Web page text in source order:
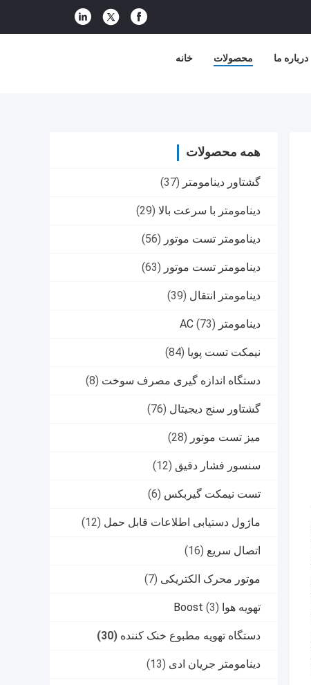
خانه محصولات درباره ما
همه محصولات
گشتاور دینامومتر (37)
دینامومتر با سرعت بالا (29)
دینامومتر تست موتور (56)
دینامومتر تست موتور (63)
دینامومتر انتقال (39)
دینامومتر AC (73)
نیمکت تست پویا (84)
دستگاه اندازه گیری مصرف سوخت (8)
گشتاور سنج دیجیتال (76)
میز تست موتور (28)
سنسور فشار دقیق (12)
تست نیمکت گیربکس (6)
ماژول دستیابی اطلاعات قابل حمل (12)
اتصال سریع (16)
موتور محرک الکتریکی (7)
تهویه هوا Boost (3)
دستگاه تهویه مطبوع خنک کننده (30)
دینامومتر جریان ادی (13)